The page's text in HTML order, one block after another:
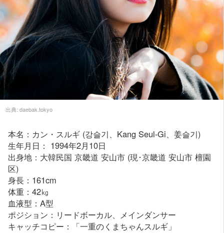
出典: daebak.tokyo
本名：カン・スルギ (강슬기、Kang Seul-Gi、姜슬기)
生年月日： 1994年2月10日
出身地：大韓民国 京畿道 安山市 (現･京畿道 安山市 檀園
区)
身長：161cm
体重：42㎏
血液型：A型
ポジション：リードボーカル、メインダンサー
キャッチコピー：「一重のくまちゃんスルギ」